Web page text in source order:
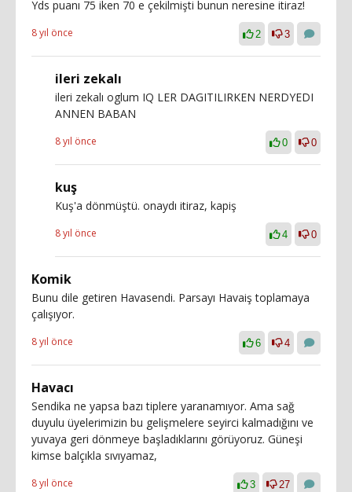
Yds puanı 75 iken 70 e çekilmişti bunun neresine itiraz!
8 yıl önce 2 3
ileri zekalı
ileri zekalı oglum IQ LER DAGITILIRKEN NERDYEDI
ANNEN BABAN
8 yıl önce 0 0
kuş
Kuş'a dönmüştü. onaydı itiraz, kapiş
8 yıl önce 4 0
Komik
Bunu dile getiren Havasendi. Parsayı Havaiş toplamaya
çalışıyor.
8 yıl önce 6 4
Havacı
Sendika ne yapsa bazı tiplere yaranamıyor. Ama sağ
duyulu üyelerimizin bu gelişmelere seyirci kalmadığını ve
yuvaya geri dönmeye başladıklarını görüyoruz. Güneşi
kimse balçıkla sıvıyamaz,
8 yıl önce 3 27